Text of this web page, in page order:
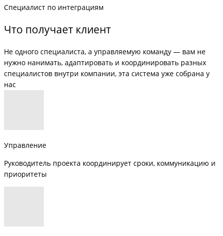
Специалист по интеграциям
Что получает клиент
Не одного специалиста, а управляемую команду — вам не
нужно нанимать, адаптировать и координировать разных
специалистов внутри компании, эта система уже собрана у
нас
Управление
Руководитель проекта координирует сроки, коммуникацию и
приоритеты